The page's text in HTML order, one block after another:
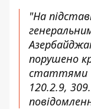
"На
порушено
статтями
120.2.9,